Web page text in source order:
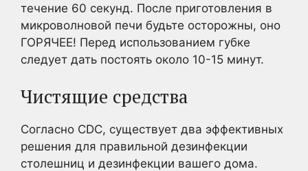
течение 60 секунд. После приготовления в
микроволновой печи будьте осторожны, оно
ГОРЯЧЕЕ! Перед использованием губке
следует дать постоять около 10-15 минут.
Чистящие средства
Согласно CDC, существует два эффективных
решения для правильной дезинфекции
столешниц и дезинфекции вашего дома.